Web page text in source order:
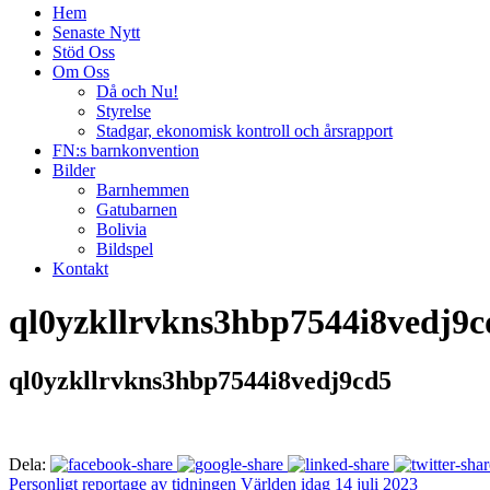
Hem
Senaste Nytt
Stöd Oss
Om Oss
Då och Nu!
Styrelse
Stadgar, ekonomisk kontroll och årsrapport
FN:s barnkonvention
Bilder
Barnhemmen
Gatubarnen
Bolivia
Bildspel
Kontakt
ql0yzkllrvkns3hbp7544i8vedj9cd5
Dela:
Personligt reportage av tidningen Världen idag 14 juli 2023